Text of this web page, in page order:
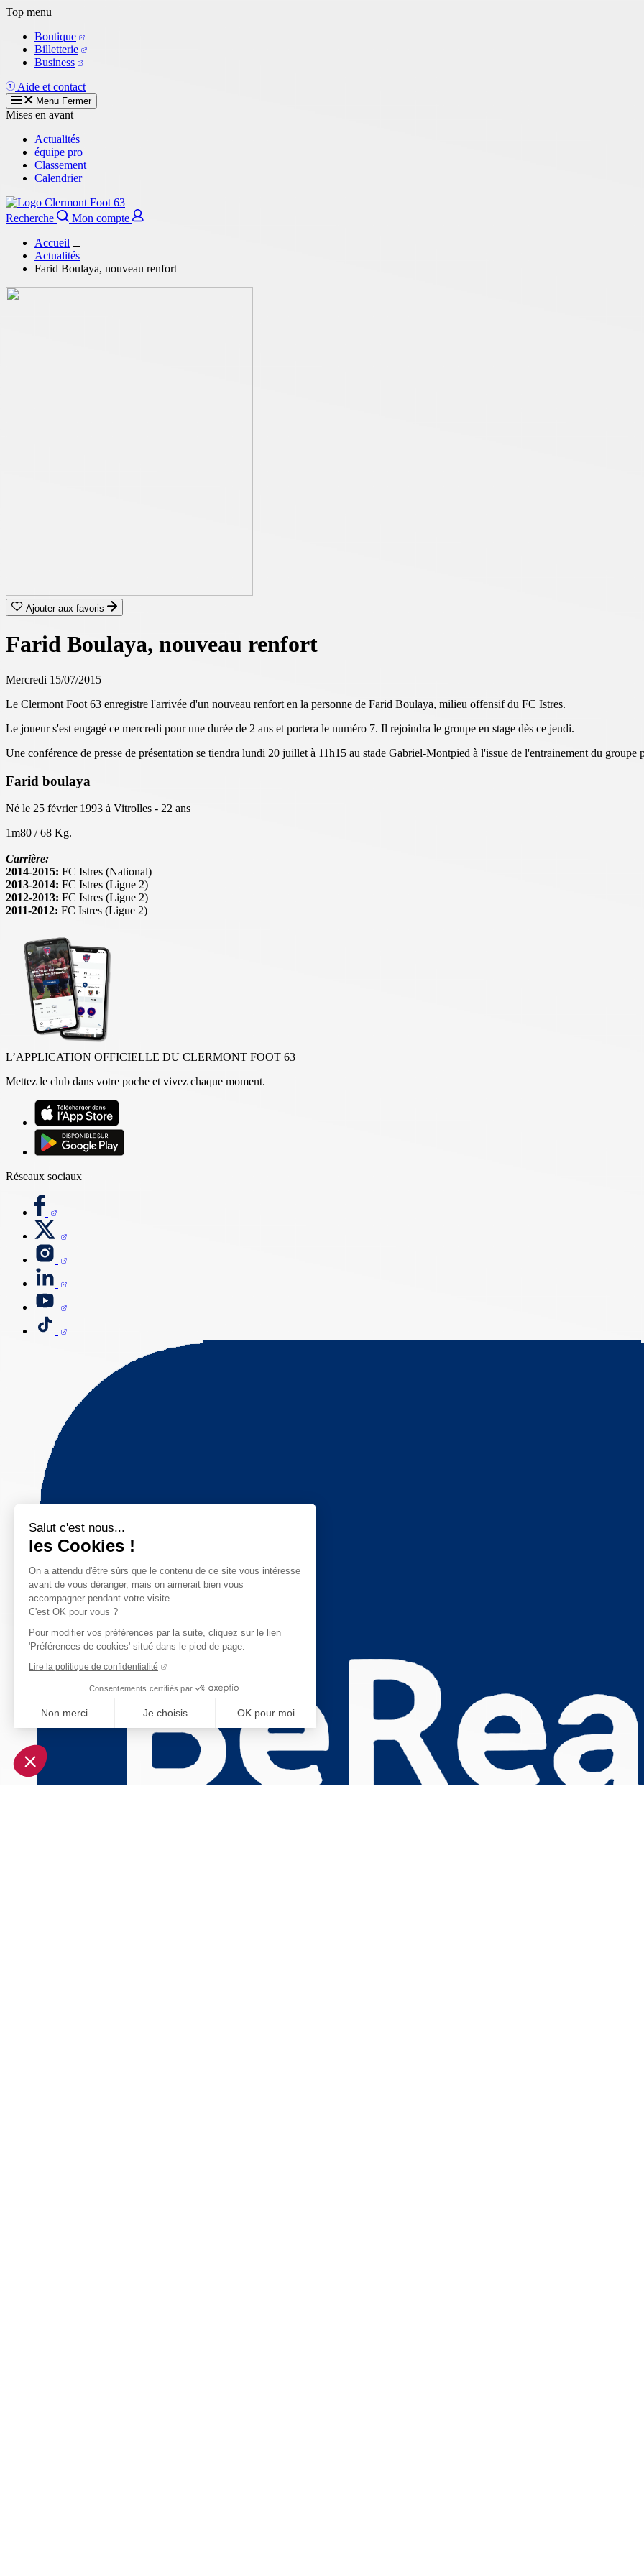
Salut c'est nous...
les Cookies !
On a attendu d'être sûrs que le contenu de ce site vous intéresse
avant de vous déranger, mais on aimerait bien vous
accompagner pendant votre visite...
C'est OK pour vous ?
Pour modifier vos préférences par la suite, cliquez sur le lien
'Préférences de cookies' situé dans le pied de page.
Lire la politique de confidentialité
Consentements certifiés par
Non merci Je choisis OK pour moi
Plateforme de Gestion du Consentement : Personnalisez vos Options
Notre plateforme vous permet d'adapter et de gérer vos paramètres de confidentialité, en garantissant la conformité avec
Aller
contenu
principal
Top menu
Boutique
Billetterie
Business
Aide et contact
Menu Fermer
Mises en avant
Actualités
équipe pro
Classement
Calendrier
Recherche
Mon compte
Accueil
Actualités
Farid Boulaya, nouveau renfort
Ajouter aux favoris
Farid Boulaya, nouveau renfort
Mercredi 15/07/2015
Le Clermont Foot 63 enregistre l'arrivée d'un nouveau renfort en la personne de Farid Boulaya, milieu offensif du FC Istres.
Le joueur s'est engagé ce mercredi pour une durée de 2 ans et portera le numéro 7. Il rejoindra le groupe en stage dès ce jeudi.
Une conférence de presse de présentation se tiendra lundi 20 juillet à 11h15 au stade Gabriel-Montpied à l'issue de l'entrainement du groupe
Farid boulaya
Né le 25 février 1993 à Vitrolles - 22 ans
1m80 / 68 Kg.
Carrière:
2014-2015: FC Istres (National)
2013-2014: FC Istres (Ligue 2)
2012-2013: FC Istres (Ligue 2)
2011-2012: FC Istres (Ligue 2)
L’APPLICATION OFFICIELLE DU CLERMONT FOOT 63
Mettez le club dans votre poche et vivez chaque moment.
Réseaux sociaux